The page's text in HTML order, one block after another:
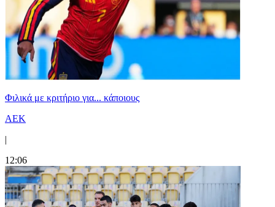
Φιλικά με κριτήριο για... κάποιους
ΑΕΚ
|
12:06